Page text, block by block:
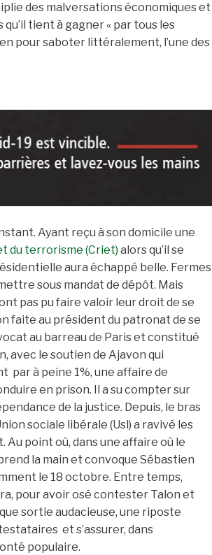
des malversations économiques et
qu’il tient à gagner « par tous les
pour saboter littéralement, l’une des
Ayant reçu à son domicile une
du terrorisme (Criet) alors qu’il se
aura échappé belle. Fermes
sous mandat de dépôt. Mais
pas pu faire valoir leur droit de se
faite au président du patronat de se
au barreau de Paris et constitué
avec le soutien de Ajavon qui
par à peine 1%, une affaire de
en prison. Il a su compter sur
de la justice. Depuis, le bras
sociale libérale (Usl) a ravivé les
Au point où, dans une affaire où le
la main et convoque Sébastien
le 18 octobre. Entre temps,
pour avoir osé contester Talon et
sortie audacieuse, une riposte
et s’assurer, dans
populaire.